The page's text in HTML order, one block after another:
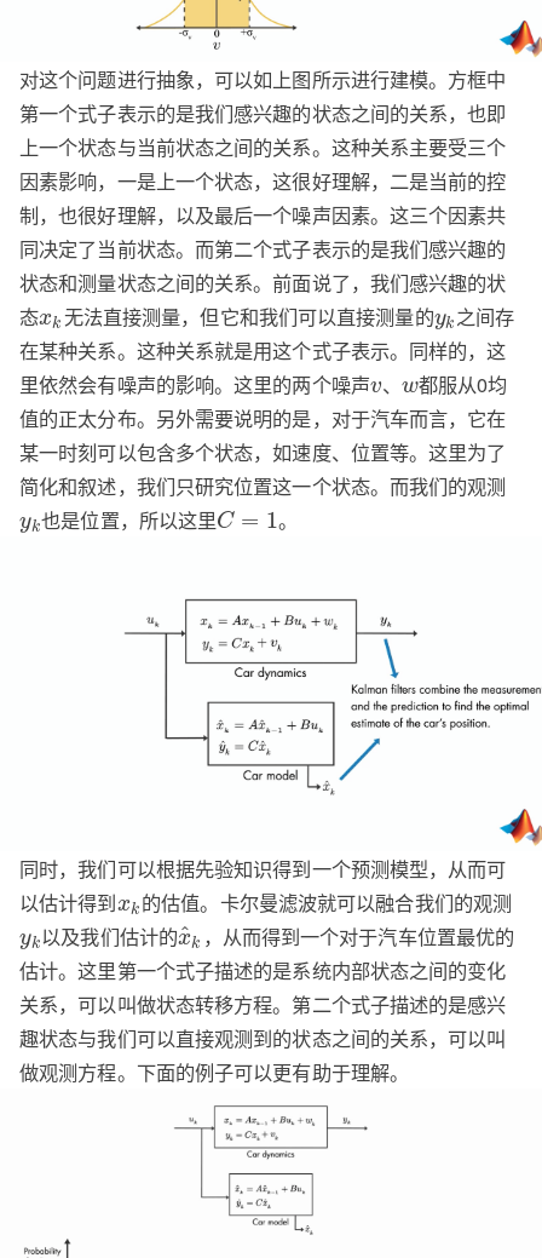
对这个问题进行抽象，可以如上图所示进行建模。方框中
第一个式子表示的是我们感兴趣的状态之间的关系，也即
上一个状态与当前状态之间的关系。这种关系主要受三个
因素影响，一是上一个状态，这很好理解，二是当前的控
制，也很好理解，以及最后一个噪声因素。这三个因素共
同决定了当前状态。而第二个式子表示的是我们感兴趣的
状态和测量状态之间的关系。前面说了，我们感兴趣的状
态xk 无法直接测量，但它和我们可以直接测量的yk 之间存
在某种关系。这种关系就是用这个式子表示。同样的，这
里依然会有噪声的影响。这里的两个噪声v、 w都服从0均
值的正太分布。另外需要说明的是，对于汽车而言，它在
某一时刻可以包含多个状态，如速度、位置等。这里为了
简化和叙述，我们只研究位置这一个状态。而我们的观测
yk也是位置，所以这里C = 1。
同时，我们可以根据先验知识得到一个预测模型，从而可
以估计得到xk 的估值。卡尔曼滤波就可以融合我们的观测
yk以及我们估计的x
^k ，从而得到一个对于汽车位置最优的
估计。这里第一个式子描述的是系统内部状态之间的变化
关系，可以叫做状态转移方程。第二个式子描述的是感兴
趣状态与我们可以直接观测到的状态之间的关系，可以叫
做观测方程。下面的例子可以更有助于理解。